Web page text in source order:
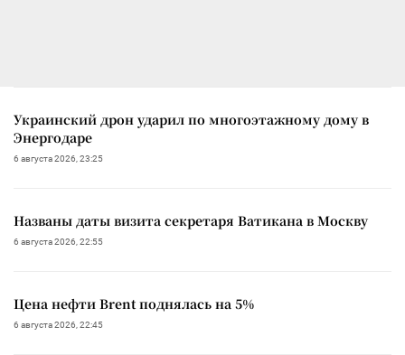
Украинский дрон ударил по многоэтажному дому в
Энергодаре
6 августа 2026, 23:25
Названы даты визита секретаря Ватикана в Москву
6 августа 2026, 22:55
Цена нефти Brent поднялась на 5%
6 августа 2026, 22:45